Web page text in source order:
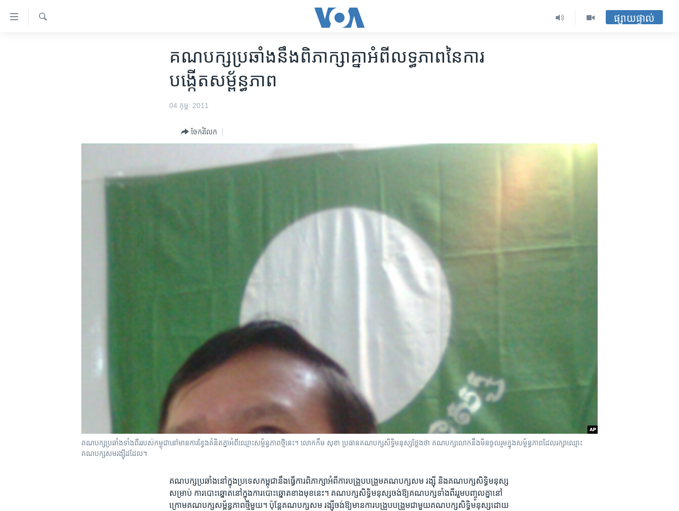
ទៅ​
ផ្សាយផ្ទាល់
គណបក្ស​ប្រឆាំង​នឹង​ពិភាក្សា​គ្នា​អំពី​លទ្ធភាព​នៃ​ការ​
បង្កើត​សម្ព័ន្ធភាព
04 កុម្ភៈ 2011
ចែករំលែក
គណបក្ស​ប្រឆាំង​ទាំង​ពីរ​របស់​កម្ពុជា​នៅ​មាន​ការ​ខ្វែង​គំនិត​គ្នា​អំពី​ឈ្មោះ​សម្ព័ន្ធភាព​ថ្មី​នេះ។ លោក​កឹម​ សុខា ប្រធាន​គណបក្ស​សិទ្ធិមនុស្ស​ថ្លែង​ថា​ គណបក្ស​លោក​នឹង​មិន​ចូល​រួម​​ក្នុង​សម្ព័ន្ធភាព​​​ដែល​រក្សា​ឈ្មោះ​
គណបក្ស​សម​រង្ស៊ី​ដដែល។
គណបក្ស​ប្រឆាំង​នៅ​ក្នុង​ប្រទេស​កម្ពុជា​នឹង​ធ្វើ​ការ​ពិភាក្សា​អំពី​ការ​បង្រួបបង្រួម​គណបក្ស​សម រង្ស៊ី​ និង​គណបក្ស​សិទ្ធិ​មនុស្ស​
សម្រាប់​ ការ​បោះឆ្នោត​នៅ​ក្នុង​ការ​បោះឆ្នោត​ខាងមុខ​នេះ។​ គណបក្ស​សិទ្ធិ​មនុស្ស​ចង់ឱ្យ​គណបក្ស​ទាំងពីរ​រួម​បញ្ចូល​គ្នា​នៅ​
ក្រោម​គណបក្ស​សម្ព័ន្ធភាព​ថ្មី​មួយ។ ប៉ុន្តែ​គណបក្ស​សម រង្ស៊ី​ចង់ឱ្យ​មាន​ការបង្រួបបង្រួម​ជាមួយ​គណបក្ស​សិទ្ធិ​មនុស្ស​ដោយ​